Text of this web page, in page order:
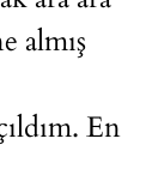
almış
En